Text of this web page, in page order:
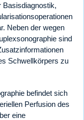
Basisdiagnostik,
Neben der wegen
sind
Schwellkörpers zu
befindet sich
Perfusion des
eine